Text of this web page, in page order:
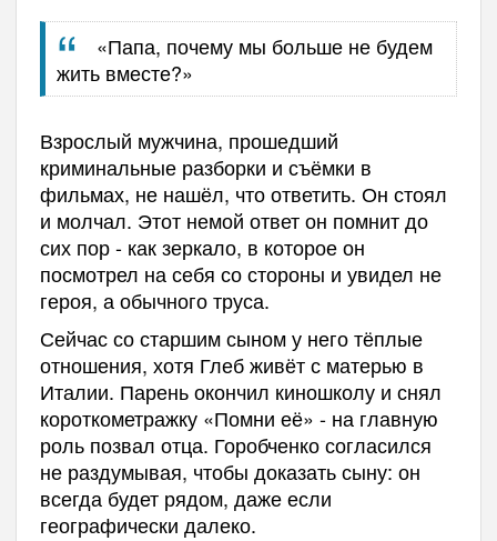
«Папа, почему мы больше не будем
жить вместе?»
Взрослый мужчина, прошедший
криминальные разборки и съёмки в
фильмах, не нашёл, что ответить. Он стоял
и молчал. Этот немой ответ он помнит до
сих пор - как зеркало, в которое он
посмотрел на себя со стороны и увидел не
героя, а обычного труса.
Сейчас со старшим сыном у него тёплые
отношения, хотя Глеб живёт с матерью в
Италии. Парень окончил киношколу и снял
короткометражку «Помни её» - на главную
роль позвал отца. Горобченко согласился
не раздумывая, чтобы доказать сыну: он
всегда будет рядом, даже если
географически далеко.